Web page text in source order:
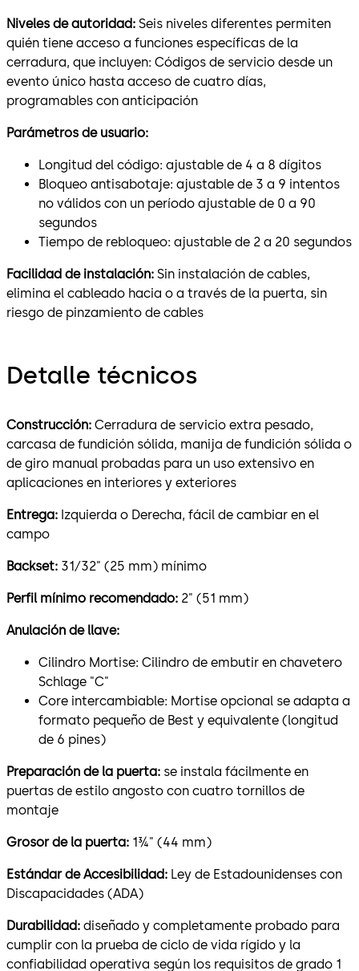
Niveles de autoridad: Seis niveles diferentes permiten
quién tiene acceso a funciones específicas de la
cerradura, que incluyen: Códigos de servicio desde un
evento único hasta acceso de cuatro días,
programables con anticipación
Parámetros de usuario:
Longitud del código: ajustable de 4 a 8 dígitos
Bloqueo antisabotaje: ajustable de 3 a 9 intentos
no válidos con un período ajustable de 0 a 90
segundos
Tiempo de rebloqueo: ajustable de 2 a 20 segundos
Facilidad de instalación: Sin instalación de cables,
elimina el cableado hacia o a través de la puerta, sin
riesgo de pinzamiento de cables
Detalle técnicos
Construcción: Cerradura de servicio extra pesado,
carcasa de fundición sólida, manija de fundición sólida o
de giro manual probadas para un uso extensivo en
aplicaciones en interiores y exteriores
Entrega: Izquierda o Derecha, fácil de cambiar en el
campo
Backset: 31⁄32" (25 mm) mínimo
Perfil mínimo recomendado: 2" (51 mm)
Anulación de llave:
Cilindro Mortise: Cilindro de embutir en chavetero
Schlage "C"
Core intercambiable: Mortise opcional se adapta a
formato pequeño de Best y equivalente (longitud
de 6 pines)
Preparación de la puerta: se instala fácilmente en
puertas de estilo angosto con cuatro tornillos de
montaje
Grosor de la puerta: 1¾" (44 mm)
Estándar de Accesibilidad: Ley de Estadounidenses con
Discapacidades (ADA)
Durabilidad: diseñado y completamente probado para
cumplir con la prueba de ciclo de vida rígido y la
confiabilidad operativa según los requisitos de grado 1